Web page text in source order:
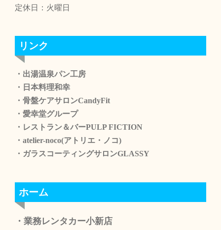
定休日：火曜日
リンク
・出湯温泉パン工房
・日本料理和幸
・骨盤ケアサロンCandyFit
・愛幸堂グループ
・レストラン＆バーPULP FICTION
・atelier-noco(アトリエ・ノコ)
・ガラスコーティングサロンGLASSY
ホーム
・業務レンタカー小新店